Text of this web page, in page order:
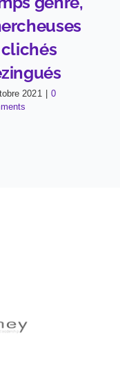
2021
0